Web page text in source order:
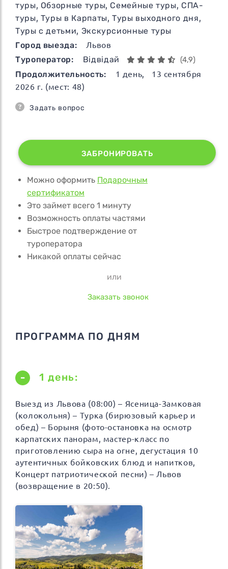
туры, Обзорные туры, Семейные туры, СПА-
туры, Туры в Карпаты,Туры выходного дня,
Туры с детьми, Экскурсионные туры
Город выезда:
Львов
Туроператор: Відвідай (4,9)
Продолжительность: 1 день, 13 сентября
2026 г. (мест: 48)
Задать вопрос
ЗАБРОНИРОВАТЬ
Можно оформить Подарочным
сертификатом
Это займет всего 1 минуту
Возможность оплаты частями
Быстрое подтверждение от
туроператора
Никакой оплаты сейчас
или
Заказать звонок
ПРОГРАММА ПО ДНЯМ
1 день:
Выезд из Львова (08:00) – Ясеница-Замковая
(колокольня) – Турка (бирюзовый карьер и
обед) – Борыня (фото-остановка на осмотр
карпатских панорам, мастер-класс по
приготовлению сыра на огне, дегустация 10
аутентичных бойковских блюд и напитков,
Концерт патриотической песни) – Львов
(возвращение в 20:50).